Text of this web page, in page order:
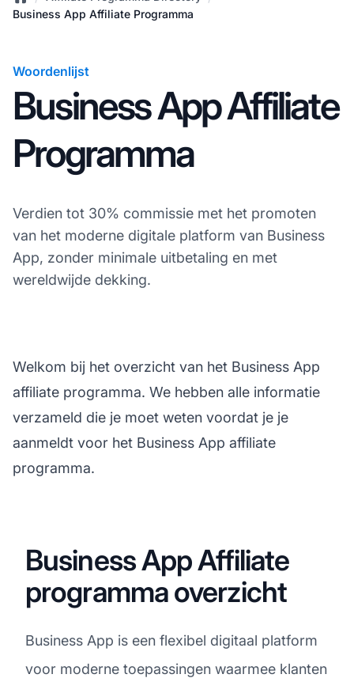
Home
Business App Affiliate Programma
Woordenlijst
Business App Affiliate
Programma
Verdien tot 30% commissie met het promoten
van het moderne digitale platform van Business
App, zonder minimale uitbetaling en met
wereldwijde dekking.
Welkom bij het overzicht van het Business App
affiliate programma. We hebben alle informatie
verzameld die je moet weten voordat je je
aanmeldt voor het Business App affiliate
programma.
Business App Affiliate
programma overzicht
Business App is een flexibel digitaal platform
voor moderne toepassingen waarmee klanten